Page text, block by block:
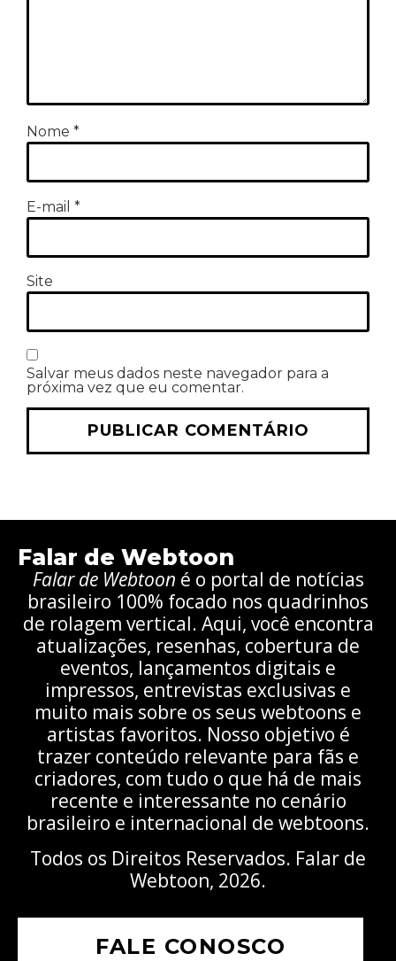
Nome *
E-mail *
Site
Salvar meus dados neste navegador para a
próxima vez que eu comentar.
Falar de Webtoon
Falar de Webtoon é o portal de notícias
brasileiro 100% focado nos quadrinhos
de rolagem vertical. Aqui, você encontra
atualizações, resenhas, cobertura de
eventos, lançamentos digitais e
impressos, entrevistas exclusivas e
muito mais sobre os seus webtoons e
artistas favoritos. Nosso objetivo é
trazer conteúdo relevante para fãs e
criadores, com tudo o que há de mais
recente e interessante no cenário
brasileiro e internacional de webtoons.
Todos os Direitos Reservados. Falar de
Webtoon, 2026.
FALE CONOSCO